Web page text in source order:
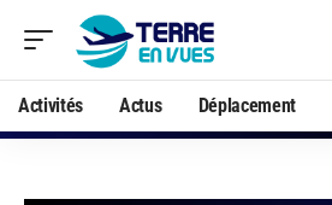
Activités Actus Déplacement